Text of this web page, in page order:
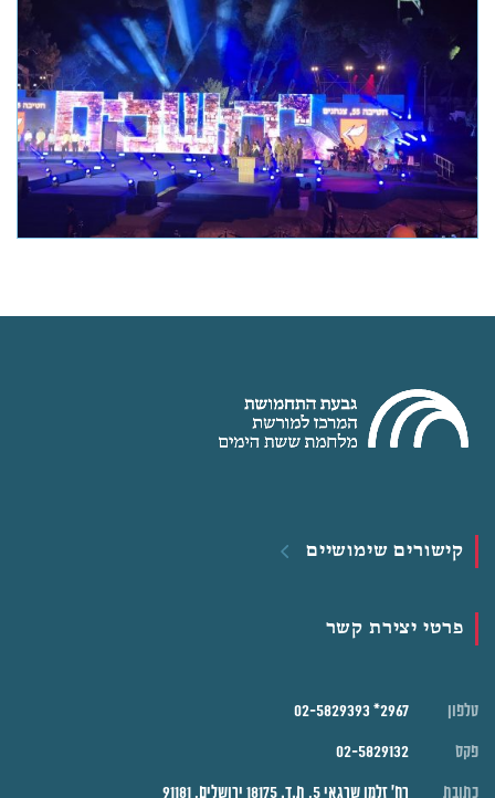
קישורים שימושיים
פרטי יצירת קשר
טלפון
פקס
כתובת
רח' זלמן שרגאי 5, ת.ד. 18175 ירושלים, 91181